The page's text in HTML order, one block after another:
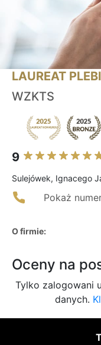
LAUREAT
WZKTS
9
Sulejówek, Ignacego
Pokaż
O firmie:
Oceny na
Tylko zalogowani
danych.